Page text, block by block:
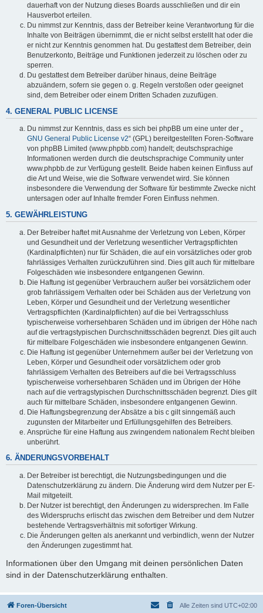
dauerhaft von der Nutzung dieses Boards ausschließen und dir ein
Hausverbot erteilen.
Du nimmst zur Kenntnis, dass der Betreiber keine Verantwortung für die
Inhalte von Beiträgen übernimmt, die er nicht selbst erstellt hat oder die
er nicht zur Kenntnis genommen hat. Du gestattest dem Betreiber, dein
Benutzerkonto, Beiträge und Funktionen jederzeit zu löschen oder zu
sperren.
Du gestattest dem Betreiber darüber hinaus, deine Beiträge
abzuändern, sofern sie gegen o. g. Regeln verstoßen oder geeignet
sind, dem Betreiber oder einem Dritten Schaden zuzufügen.
4. GENERAL PUBLIC LICENSE
Du nimmst zur Kenntnis, dass es sich bei phpBB um eine unter der „
GNU General Public License v2“ (GPL) bereitgestellten Foren-Software
von phpBB Limited (www.phpbb.com) handelt; deutschsprachige
Informationen werden durch die deutschsprachige Community unter
www.phpbb.de zur Verfügung gestellt. Beide haben keinen Einfluss auf
die Art und Weise, wie die Software verwendet wird. Sie können
insbesondere die Verwendung der Software für bestimmte Zwecke nicht
untersagen oder auf Inhalte fremder Foren Einfluss nehmen.
5. GEWÄHRLEISTUNG
Der Betreiber haftet mit Ausnahme der Verletzung von Leben, Körper
und Gesundheit und der Verletzung wesentlicher Vertragspflichten
(Kardinalpflichten) nur für Schäden, die auf ein vorsätzliches oder grob
fahrlässiges Verhalten zurückzuführen sind. Dies gilt auch für mittelbare
Folgeschäden wie insbesondere entgangenen Gewinn.
Die Haftung ist gegenüber Verbrauchern außer bei vorsätzlichem oder
grob fahrlässigem Verhalten oder bei Schäden aus der Verletzung von
Leben, Körper und Gesundheit und der Verletzung wesentlicher
Vertragspflichten (Kardinalpflichten) auf die bei Vertragsschluss
typischerweise vorhersehbaren Schäden und im übrigen der Höhe nach
auf die vertragstypischen Durchschnittsschäden begrenzt. Dies gilt auch
für mittelbare Folgeschäden wie insbesondere entgangenen Gewinn.
Die Haftung ist gegenüber Unternehmern außer bei der Verletzung von
Leben, Körper und Gesundheit oder vorsätzlichem oder grob
fahrlässigem Verhalten des Betreibers auf die bei Vertragsschluss
typischerweise vorhersehbaren Schäden und im Übrigen der Höhe
nach auf die vertragstypischen Durchschnittsschäden begrenzt. Dies gilt
auch für mittelbare Schäden, insbesondere entgangenen Gewinn.
Die Haftungsbegrenzung der Absätze a bis c gilt sinngemäß auch
zugunsten der Mitarbeiter und Erfüllungsgehilfen des Betreibers.
Ansprüche für eine Haftung aus zwingendem nationalem Recht bleiben
unberührt.
6. ÄNDERUNGSVORBEHALT
Der Betreiber ist berechtigt, die Nutzungsbedingungen und die
Datenschutzerklärung zu ändern. Die Änderung wird dem Nutzer per E-
Mail mitgeteilt.
Der Nutzer ist berechtigt, den Änderungen zu widersprechen. Im Falle
des Widerspruchs erlischt das zwischen dem Betreiber und dem Nutzer
bestehende Vertragsverhältnis mit sofortiger Wirkung.
Die Änderungen gelten als anerkannt und verbindlich, wenn der Nutzer
den Änderungen zugestimmt hat.
Informationen über den Umgang mit deinen persönlichen Daten
sind in der Datenschutzerklärung enthalten.
Foren-Übersicht Alle Zeiten sind UTC+02:00